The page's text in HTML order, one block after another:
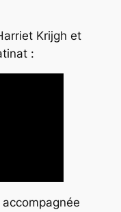
Krijgh et
: